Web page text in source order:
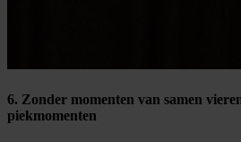
6. Zonder momenten van samen
piekmomenten